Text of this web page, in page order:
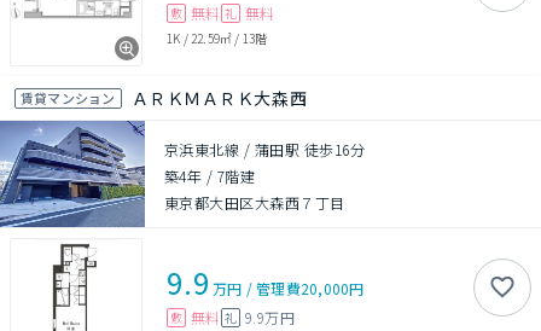
敷 無料 礼 無料
1K / 22.59㎡ / 13階
賃貸マンション ＡＲＫＭＡＲＫ大森西
京浜東北線 / 蒲田駅 徒歩16分
築4年 / 7階建
東京都大田区大森西７丁目
9.9 万円 /管理費20,000円
敷 無料 礼 9.9万円